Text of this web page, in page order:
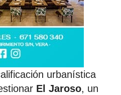
urbanística
El Jaroso, un